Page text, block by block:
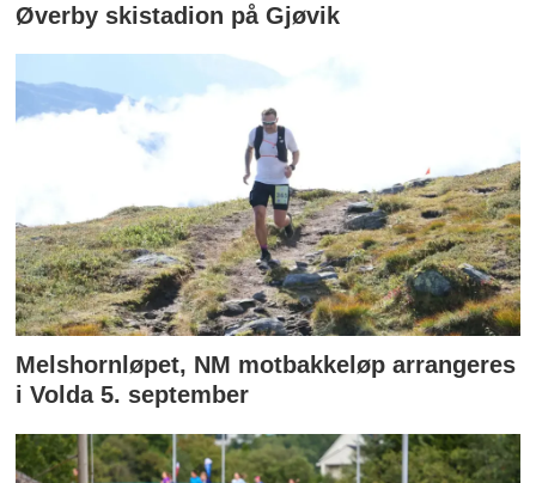
Øverby skistadion på Gjøvik
Melshornløpet, NM motbakkeløp arrangeres
i Volda 5. september